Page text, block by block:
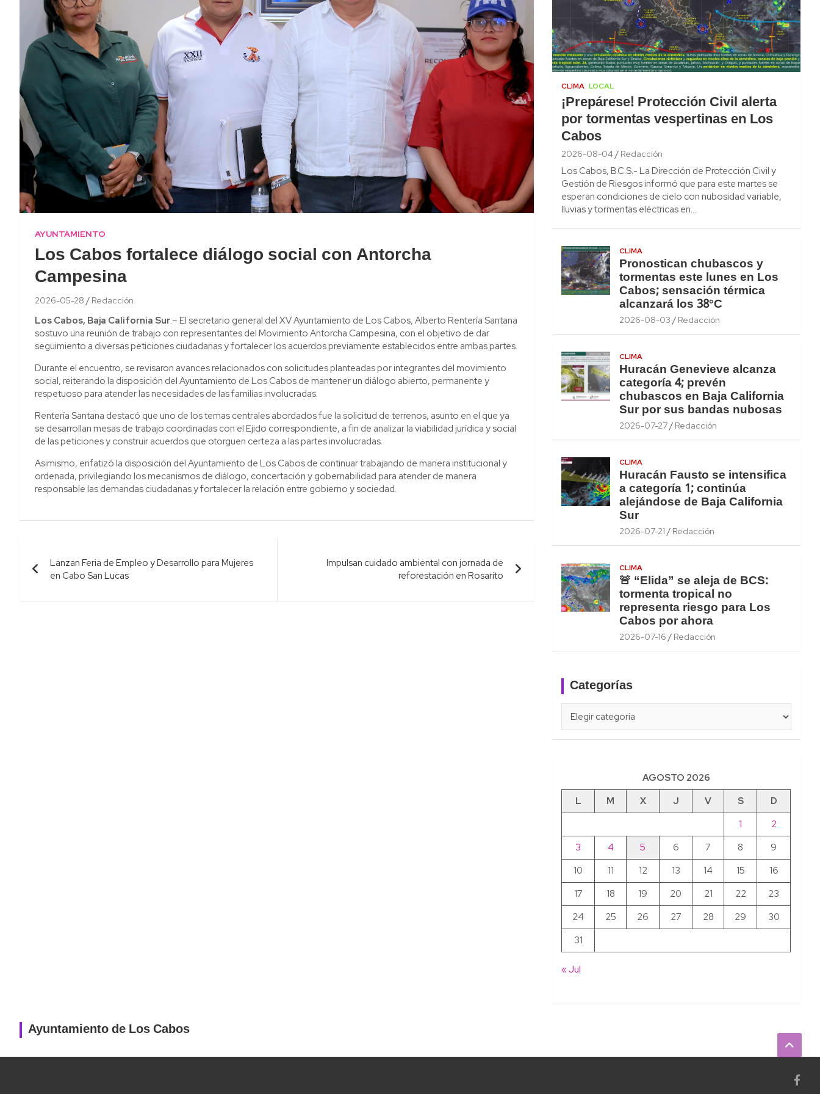
AYUNTAMIENTO
Los Cabos fortalece diálogo social con Antorcha
Campesina
2026-05-28 Redacción
Los Cabos, Baja California Sur.– El secretario general del XV Ayuntamiento de Los Cabos, Alberto Rentería Santana
sostuvo una reunión de trabajo con representantes del Movimiento Antorcha Campesina, con el objetivo de dar
seguimiento a diversas peticiones ciudadanas y fortalecer los acuerdos previamente establecidos entre ambas partes.
Durante el encuentro, se revisaron avances relacionados con solicitudes planteadas por integrantes del movimiento
social, reiterando la disposición del Ayuntamiento de Los Cabos de mantener un diálogo abierto, permanente y
respetuoso para atender las necesidades de las familias involucradas.
Rentería Santana destacó que uno de los temas centrales abordados fue la solicitud de terrenos, asunto en el que ya
se desarrollan mesas de trabajo coordinadas con el Ejido correspondiente, a fin de analizar la viabilidad jurídica y social
de las peticiones y construir acuerdos que otorguen certeza a las partes involucradas.
Asimismo, enfatizó la disposición del Ayuntamiento de Los Cabos de continuar trabajando de manera institucional y
ordenada, privilegiando los mecanismos de diálogo, concertación y gobernabilidad para atender de manera
responsable las demandas ciudadanas y fortalecer la relación entre gobierno y sociedad.
Navegación
de
entradas
Lanzan Feria de Empleo y Desarrollo para Mujeres
en Cabo San Lucas
Impulsan cuidado ambiental con jornada de
reforestación en Rosarito
CLIMA LOCAL
¡Prepárese! Protección Civil alerta
por tormentas vespertinas en Los
Cabos
2026-08-04 Redacción
Los Cabos, B.C.S.- La Dirección de Protección Civil y
Gestión de Riesgos informó que para este martes se
esperan condiciones de cielo con nubosidad variable,
lluvias y tormentas eléctricas en…
CLIMA
Pronostican chubascos y
tormentas este lunes en Los
Cabos; sensación térmica
alcanzará los 38°C
2026-08-03 Redacción
CLIMA
Huracán Genevieve alcanza
categoría 4; prevén
chubascos en Baja California
Sur por sus bandas nubosas
2026-07-27 Redacción
CLIMA
Huracán Fausto se intensifica
a categoría 1; continúa
alejándose de Baja California
Sur
2026-07-21 Redacción
CLIMA
🚨 “Elida” se aleja de BCS:
tormenta tropical no
representa riesgo para Los
Cabos por ahora
2026-07-16 Redacción
Categorías
AGOSTO 2026
L
M X J V S
D
1
2
3
4 5 6 7 8
9
10
11 12 13 14 15
16
17
18 19 20 21 22
23
24
25 26 27 28 29
30
31
« Jul
Ayuntamiento de Los Cabos